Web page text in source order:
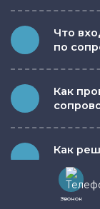
Что
по
Как
Как
Звонок